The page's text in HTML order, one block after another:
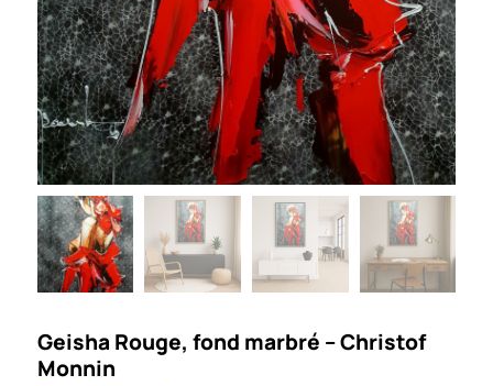
Geisha Rouge, fond marbré – Christof
Monnin